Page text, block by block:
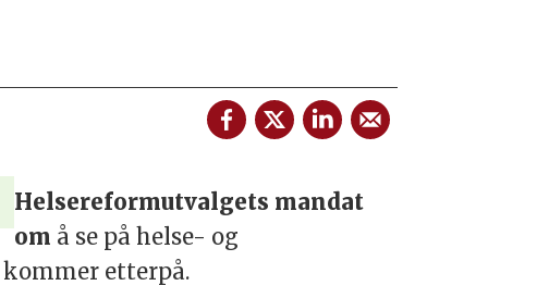
Helsereformutvalgets mandat
om å se på helse- og
etterpå.